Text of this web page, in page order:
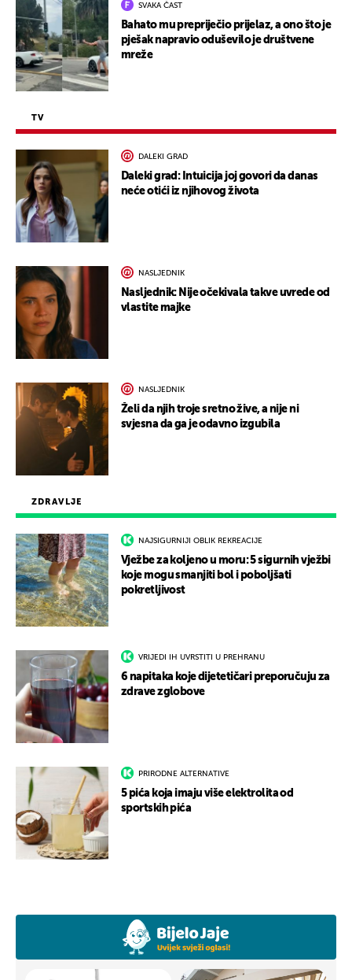
ZDRAVLJE
NAJSIGURNIJI OBLIK REKREACIJE
Vježbe za koljeno u moru: 5 sigurnih vježbi
koje mogu smanjiti bol i poboljšati
pokretljivost
VRIJEDI IH UVRSTITI U PREHRANU
6 napitaka koje dijetetičari preporučuju za
zdrave zglobove
PRIRODNE ALTERNATIVE
5 pića koja imaju više elektrolita od
sportskih pića
SVAKA ČAST
Bahato mu prepriječio prijelaz, a ono što je
pješak napravio oduševilo je društvene
mreže
TV
DALEKI GRAD
Daleki grad: Intuicija joj govori da danas
neće otići iz njihovog života
NASLJEDNIK
Nasljednik: Nije očekivala takve uvrede od
vlastite majke
NASLJEDNIK
Želi da njih troje sretno žive, a nije ni
svjesna da ga je odavno izgubila